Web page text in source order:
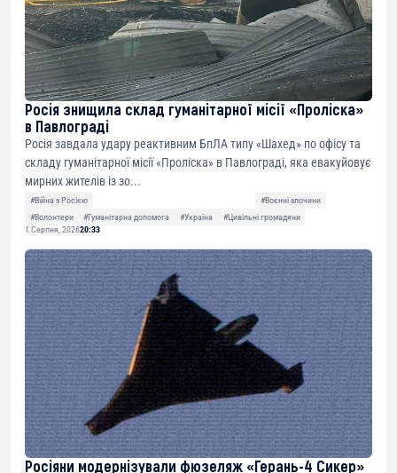
Росія знищила склад гуманітарної місії «Проліска»
в Павлограді
Росія завдала удару реактивним БпЛА типу «Шахед» по офісу та
складу гуманітарної місії «Проліска» в Павлограді, яка евакуйовує
мирних жителів із зо...
#Війна з Росією
#Воєнні злочини
#Волонтери
#Гуманітарна допомога #Україна
#Цивільні громадяни
1 Серпня, 202620:33
Росіяни модернізували фюзеляж «Герань-4 Сикер»